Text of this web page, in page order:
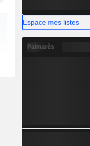
Espace mes listes
Palmarès